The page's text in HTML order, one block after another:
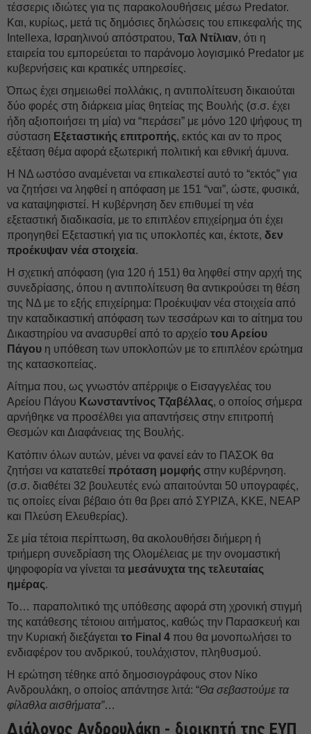
τέσσερις ιδιώτες για τις παρακολουθήσεις μέσω Predator.
Και, κυρίως, μετά τις δημόσιες δηλώσεις του επικεφαλής της
Intellexa, Ισραηλινού απόστρατου, Ταλ Ντίλιαν, ότι η
εταιρεία του εμπορεύεται το παράνομο λογισμικό Predator με
κυβερνήσεις και κρατικές υπηρεσίες.
Όπως έχει σημειωθεί πολλάκις, η αντιπολίτευση δικαιούται
δύο φορές στη διάρκεια μίας θητείας της Βουλής (σ.σ. έχει
ήδη αξιοποιήσει τη μία) να “περάσει” με μόνο 120 ψήφους τη
σύσταση Εξεταστικής επιτροπής, εκτός και αν το προς
εξέταση θέμα αφορά εξωτερική πολιτική και εθνική άμυνα.
Η ΝΔ ωστόσο αναμένεται να επικαλεστεί αυτό το “εκτός” για
να ζητήσει να ληφθεί η απόφαση με 151 “ναι”, ώστε, φυσικά,
να καταψηφιστεί. Η κυβέρνηση δεν επιθυμεί τη νέα
εξεταστική διαδικασία, με το επιπλέον επιχείρημα ότι έχει
προηγηθεί Εξεταστική για τις υποκλοπές και, έκτοτε, δεν
προέκυψαν νέα στοιχεία.
Η σχετική απόφαση (για 120 ή 151) θα ληφθεί στην αρχή της
συνεδρίασης, όπου η αντιπολίτευση θα αντικρούσει τη θέση
της ΝΔ με το εξής επιχείρημα: Προέκυψαν νέα στοιχεία από
την καταδικαστική απόφαση των τεσσάρων και το αίτημα του
Δικαστηρίου να ανασυρθεί από το αρχείο του Αρείου
Πάγου η υπόθεση των υποκλοπών με το επιπλέον ερώτημα
της κατασκοπείας.
Αίτημα που, ως γνωστόν απέρριψε ο Εισαγγελέας του
Αρείου Πάγου Κωνσταντίνος Τζαβέλλας, ο οποίος σήμερα
αρνήθηκε να προσέλθει για απαντήσεις στην επιτροπή
Θεσμών και Διαφάνειας της Βουλής.
Κατόπιν όλων αυτών, μένει να φανεί εάν το ΠΑΣΟΚ θα
ζητήσει να κατατεθεί πρόταση μομφής στην κυβέρνηση.
(σ.σ. διαθέτει 32 βουλευτές ενώ απαιτούνται 50 υπογραφές,
τις οποίες είναι βέβαιο ότι θα βρει από ΣΥΡΙΖΑ, ΚΚΕ, ΝΕΑΡ
και Πλεύση Ελευθερίας).
Σε μία τέτοια περίπτωση, θα ακολουθήσει διήμερη ή
τριήμερη συνεδρίαση της Ολομέλειας με την ονομαστική
ψηφοφορία να γίνεται τα μεσάνυχτα της τελευταίας
ημέρας.
Το… παραπολιτικό της υπόθεσης αφορά στη χρονική στιγμή
της κατάθεσης τέτοιου αιτήματος, καθώς την Παρασκευή και
την Κυριακή διεξάγεται το Final 4 που θα μονοπωλήσει το
ενδιαφέρον του ανδρικού, τουλάχιστον, πληθυσμού.
Η ερώτηση τέθηκε από δημοσιογράφους στον Νίκο
Ανδρουλάκη, ο οποίος απάντησε λιτά: “Θα σεβαστούμε τα
φίλαθλα αισθήματα”…
Διάλογος Ανδρουλάκη - διοικητή της ΕΥΠ